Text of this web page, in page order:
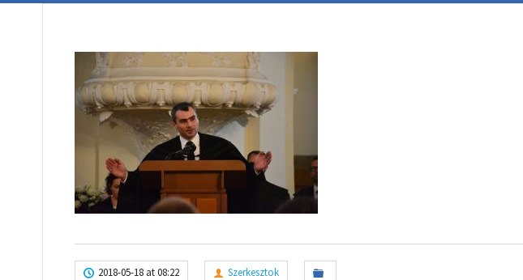
2018-05-18 at 08:22 Szerkesztok